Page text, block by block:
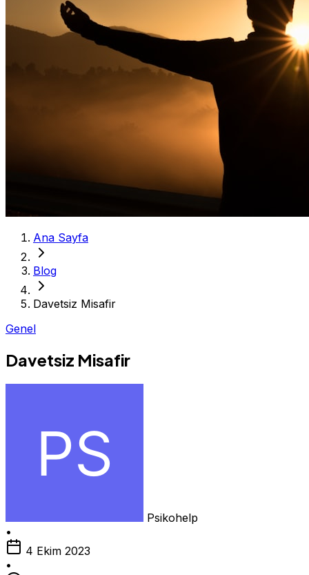
Ana Sayfa
Blog
Davetsiz Misafir
Genel
Davetsiz Misafir
Psikohelp
•
4 Ekim 2023
•